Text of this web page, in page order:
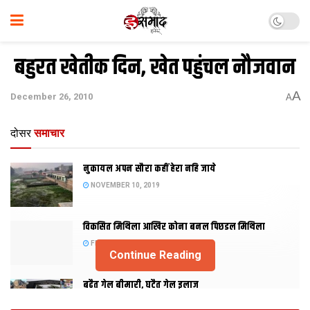
बहुरत खेतीक दिन, खेत पहुंचल नौजवान
December 26, 2010 AA
दोसर समाचार
नुकायल अपन सौरा कहीं हेरा नहि जाये
NOVEMBER 10, 2019
विकसित मिथिला आखिर कोना बनल पिछडल मिथिला
FEBRUARY 23, 2019
बढैत गेल बीमारी, घटैत गेल इलाज
Continue Reading